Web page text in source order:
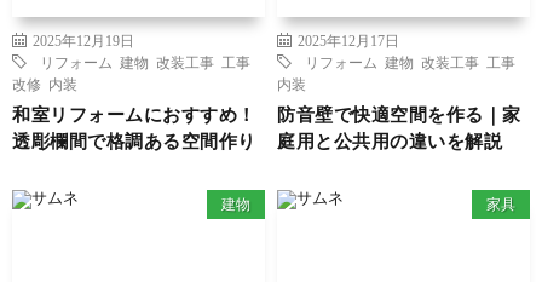
2025年12月19日
リフォーム
建物 改装工事 工事
改修
内装
和室リフォームにおすすめ！
透彫欄間で格調ある空間作り
2025年12月17日
リフォーム
建物 改装工事 工事
内装
防音壁で快適空間を作る｜家
庭用と公共用の違いを解説
建物 家具